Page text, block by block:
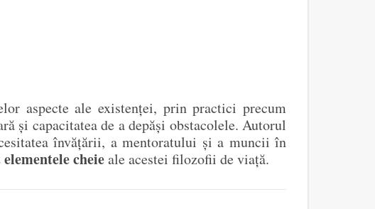
aspecte ale existenței, prin practici precum
și capacitatea de a depăși obstacolele. Autorul
învățării, a mentoratului și a muncii în
cheieale acestei filozofii de viață.